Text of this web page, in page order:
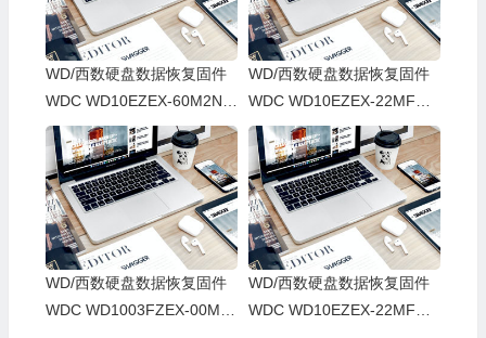
WD/西数硬盘数据恢复固件
WDC WD10EZEX-60M2NA
0-01.01A01-WD-WCC3FRR
F00CR-0007003V-1578
WD/西数硬盘数据恢复固件
WDC WD10EZEX-22MFCA
0-01.01A01-WD-WCC6Y3F
X8ZZU-00050019-1578
WD/西数硬盘数据恢复固件
WDC WD1003FZEX-00MK
WD/西数硬盘数据恢复固件
WDC WD10EZEX-22MFCA